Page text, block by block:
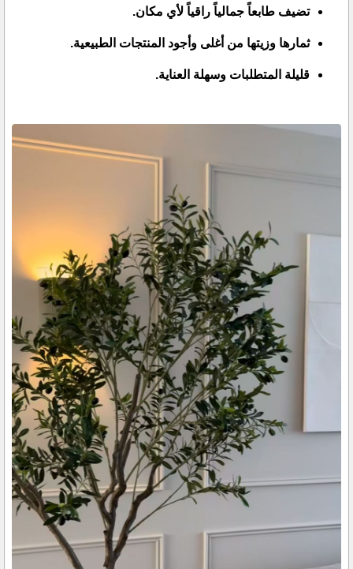
تضيف طابعاً جمالياً راقياً لأي مكان.
ثمارها وزيتها من أغلى وأجود المنتجات الطبيعية.
قليلة المتطلبات وسهلة العناية.